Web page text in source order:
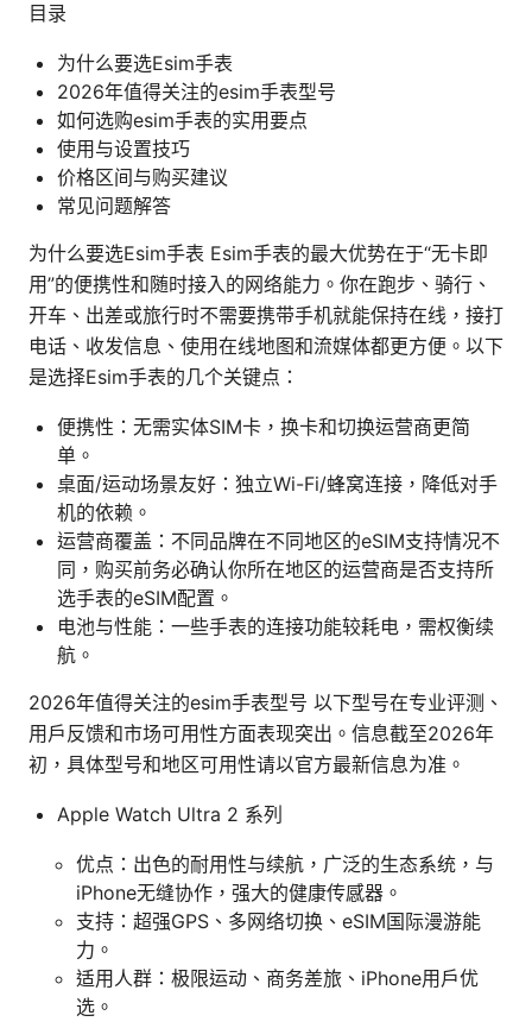
目录
为什么要选Esim手表
2026年值得关注的esim手表型号
如何选购esim手表的实用要点
使用与设置技巧
价格区间与购买建议
常见问题解答
为什么要选Esim手表 Esim手表的最大优势在于“无卡即
用”的便携性和随时接入的网络能力。你在跑步、骑行、
开车、出差或旅行时不需要携带手机就能保持在线，接打
电话、收发信息、使用在线地图和流媒体都更方便。以下
是选择Esim手表的几个关键点：
便携性：无需实体SIM卡，换卡和切换运营商更简
单。
桌面/运动场景友好：独立Wi-Fi/蜂窝连接，降低对手
机的依赖。
运营商覆盖：不同品牌在不同地区的eSIM支持情况不
同，购买前务必确认你所在地区的运营商是否支持所
选手表的eSIM配置。
电池与性能：一些手表的连接功能较耗电，需权衡续
航。
2026年值得关注的esim手表型号 以下型号在专业评测、
用户反馈和市场可用性方面表现突出。信息截至2026年
初，具体型号和地区可用性请以官方最新信息为准。
Apple Watch Ultra 2 系列
优点：出色的耐用性与续航，广泛的生态系统，与
iPhone无缝协作，强大的健康传感器。
支持：超强GPS、多网络切换、eSIM国际漫游能
力。
适用人群：极限运动、商务差旅、iPhone用户优
选。